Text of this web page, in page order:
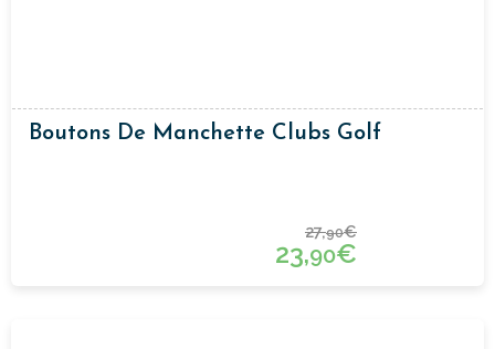
Boutons De Manchette Clubs Golf
27,90€
23,90€